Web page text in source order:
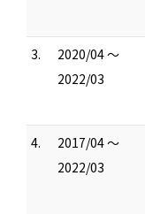
3.
2020/04 ～
2022/03
4.
2017/04 ～
2022/03